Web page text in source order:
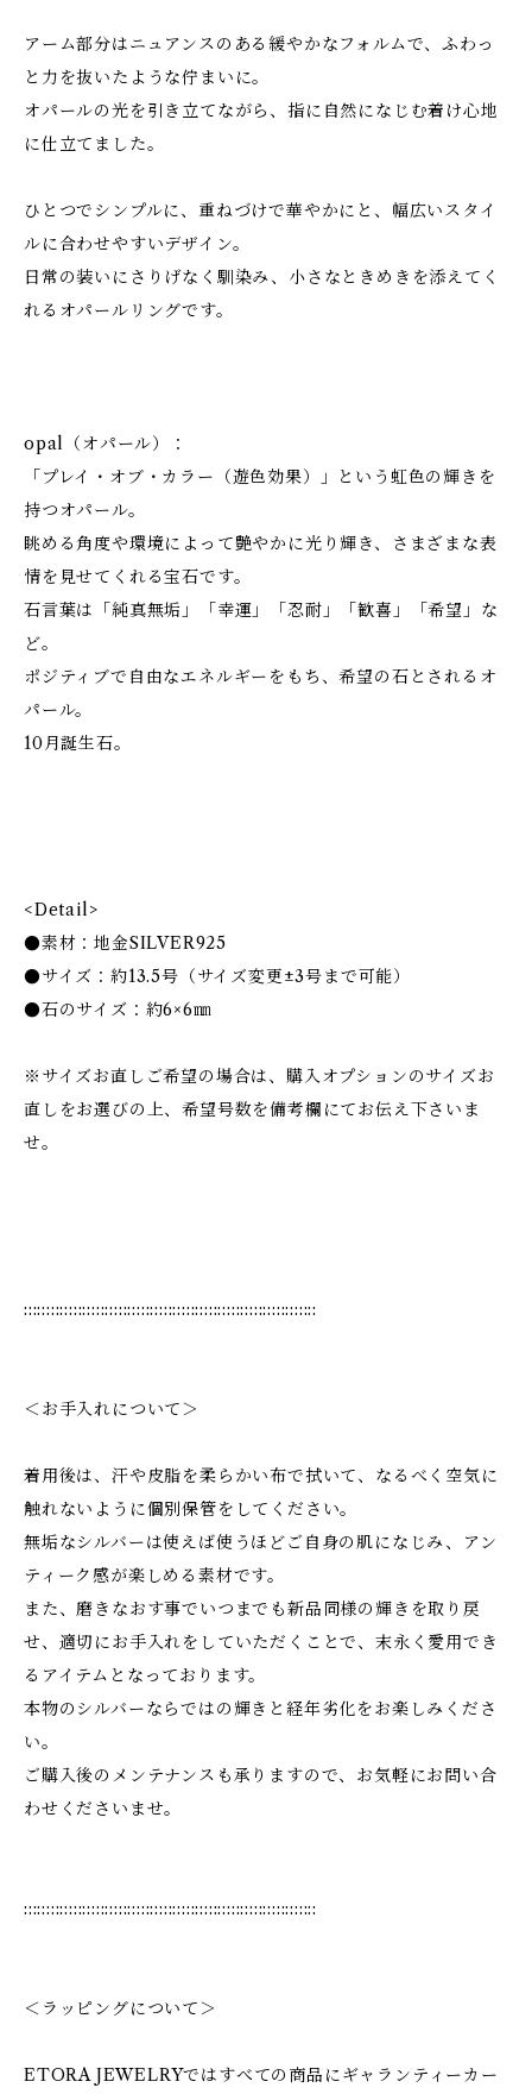
アーム部分はニュアンスのある緩やかなフォルムで、ふわっ
と力を抜いたような佇まいに。
オパールの光を引き立てながら、指に自然になじむ着け心地
に仕立てました。
ひとつでシンプルに、重ねづけで華やかにと、幅広いスタイ
ルに合わせやすいデザイン。
日常の装いにさりげなく馴染み、小さなときめきを添えてく
れるオパールリングです。
opal（オパール）：
「プレイ・オブ・カラー（遊色効果）」という虹色の輝きを
持つオパール。
眺める角度や環境によって艶やかに光り輝き、さまざまな表
情を見せてくれる宝石です。
石言葉は「純真無垢」「幸運」「忍耐」「歓喜」「希望」な
ど。
ポジティブで自由なエネルギーをもち、希望の石とされるオ
パール。
10月誕生石。
<Detail>
●素材：地金SILVER925
●サイズ：約13.5号（サイズ変更±3号まで可能）
●石のサイズ：約6×6㎜
※サイズお直しご希望の場合は、購入オプションのサイズお
直しをお選びの上、希望号数を備考欄にてお伝え下さいま
せ。
:::::::::::::::::::::::::::::::::::::::::::::::::::::::::::::::::
＜お手入れについて＞
着用後は、汗や皮脂を柔らかい布で拭いて、なるべく空気に
触れないように個別保管をしてください。
無垢なシルバーは使えば使うほどご自身の肌になじみ、アン
ティーク感が楽しめる素材です。
また、磨きなおす事でいつまでも新品同様の輝きを取り戻
せ、適切にお手入れをしていただくことで、末永く愛用でき
るアイテムとなっております。
本物のシルバーならではの輝きと経年劣化をお楽しみくださ
い。
ご購入後のメンテナンスも承りますので、お気軽にお問い合
わせくださいませ。
:::::::::::::::::::::::::::::::::::::::::::::::::::::::::::::::::
＜ラッピングについて＞
ETORA JEWELRYではすべての商品にギャランティーカー